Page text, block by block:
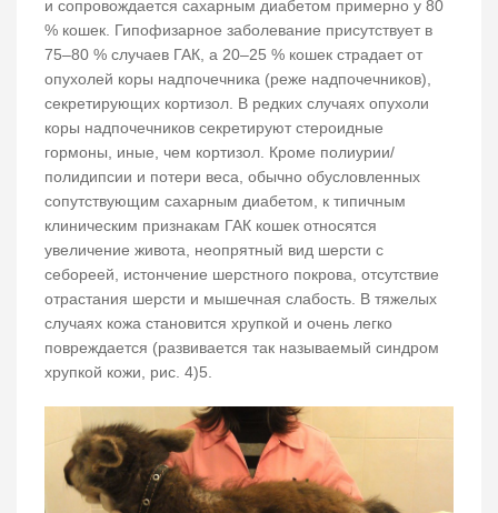
и сопровождается сахарным диабетом примерно у 80
% кошек. Гипофизарное заболевание присутствует в
75–80 % случаев ГАК, а 20–25 % кошек страдает от
опухолей коры надпочечника (реже надпочечников),
секретирующих кортизол. В редких случаях опухоли
коры надпочечников секретируют стероидные
гормоны, иные, чем кортизол. Кроме полиурии/
полидипсии и потери веса, обычно обусловленных
сопутствующим сахарным диабетом, к типичным
клиническим признакам ГАК кошек относятся
увеличение живота, неопрятный вид шерсти с
себореей, истончение шерстного покрова, отсутствие
отрастания шерсти и мышечная слабость. В тяжелых
случаях кожа становится хрупкой и очень легко
повреждается (развивается так называемый синдром
хрупкой кожи, рис. 4)5.